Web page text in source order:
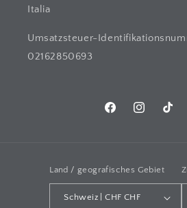
Italia
Umsatzsteuer-
02162850693
FacebookInstagramTikTok
Land / geografisches Gebiet
Schweiz | CHF CHF